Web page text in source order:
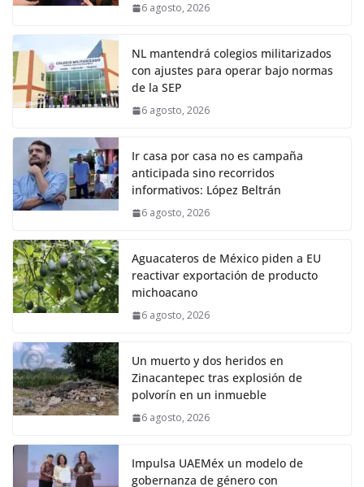
6 agosto, 2026
NL mantendrá colegios militarizados
con ajustes para operar bajo normas
de la SEP
6 agosto, 2026
Ir casa por casa no es campaña
anticipada sino recorridos
informativos: López Beltrán
6 agosto, 2026
Aguacateros de México piden a EU
reactivar exportación de producto
michoacano
6 agosto, 2026
Un muerto y dos heridos en
Zinacantepec tras explosión de
polvorín en un inmueble
6 agosto, 2026
Impulsa UAEMéx un modelo de
gobernanza de género con